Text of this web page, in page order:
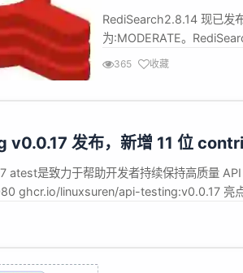
RediSearch2.8.14 现已发
为:MODERATE。
个 Redis Module 运行在
365 收藏
v0.0.17 发布，新增 11 位
atest是致力于帮助开发者持续保持高质量
ghcr.io/linuxsuren/api-testing:v0.0.17 亮点
。 ...